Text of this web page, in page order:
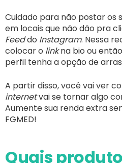
Cuidado para não postar os
em locais que não dão pra
Feeddo Instagram. Nessa
colocar o linkna bio ou
perfil tenha a opção de
A partir disso, você vai ver
internetvai se tornar algo
Aumente sua renda extra
FGMED!
Quais